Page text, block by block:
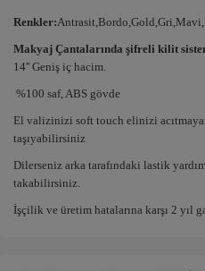
Renkler:
Makyaj Çantalarında şifreli kilit
14'' Geniş iç hacim.
%100 saf, ABS gövde
El valizinizi soft touch elinizi
taşıyabilirsiniz
Dilerseniz arka tarafındaki lastik
takabilirsiniz.
İşçilik ve üretim hatalarına karşı 2 yıl